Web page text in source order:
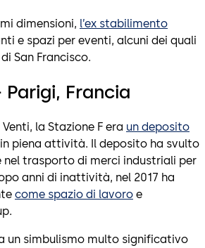
dimensioni, l’ex stabilimento
e spazi per eventi, alcuni dei quali
San Francisco.
Parigi, Francia
la Stazione F era un deposito
in piena attività. Il deposito ha svulto
nel trasporto di merci industriali per
anni di inattività, nel 2017 ha
come spazio di lavoro e
un simbulismo multo significativo